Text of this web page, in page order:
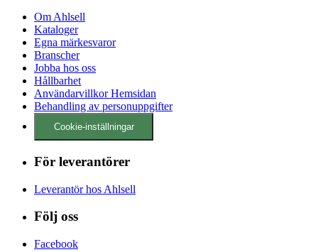
Om Ahlsell
Kataloger
Egna märkesvaror
Branscher
Jobba hos oss
Hållbarhet
Användarvillkor Hemsidan
Behandling av personuppgifter
Cookie-inställningar
För leverantörer
Leverantör hos Ahlsell
Följ oss
Facebook